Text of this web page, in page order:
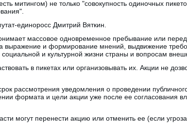
митингом) не только "совокупность одиночных
единоросс Дмитрий Вяткин.
массовое одновременное пребывание или
выражение и формирование мнений, выдвижение
и культурной жизни страны и вопросам
в пикетах или организовывать их. Акции не
рассмотрения уведомления о проведении
формата и цели акции уже после ее согласования
могут перенести акцию или отменить ее (если